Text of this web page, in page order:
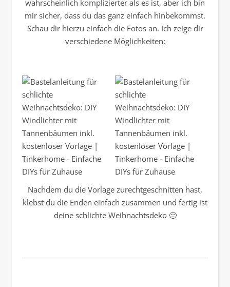
wahrscheinlich komplizierter als es ist, aber ich bin
mir sicher, dass du das ganz einfach hinbekommst.
Schau dir hierzu einfach die Fotos an. Ich zeige dir
verschiedene Möglichkeiten:
Nachdem du die Vorlage zurechtgeschnitten hast,
klebst du die Enden einfach zusammen und fertig ist
deine schlichte Weihnachtsdeko 🙂